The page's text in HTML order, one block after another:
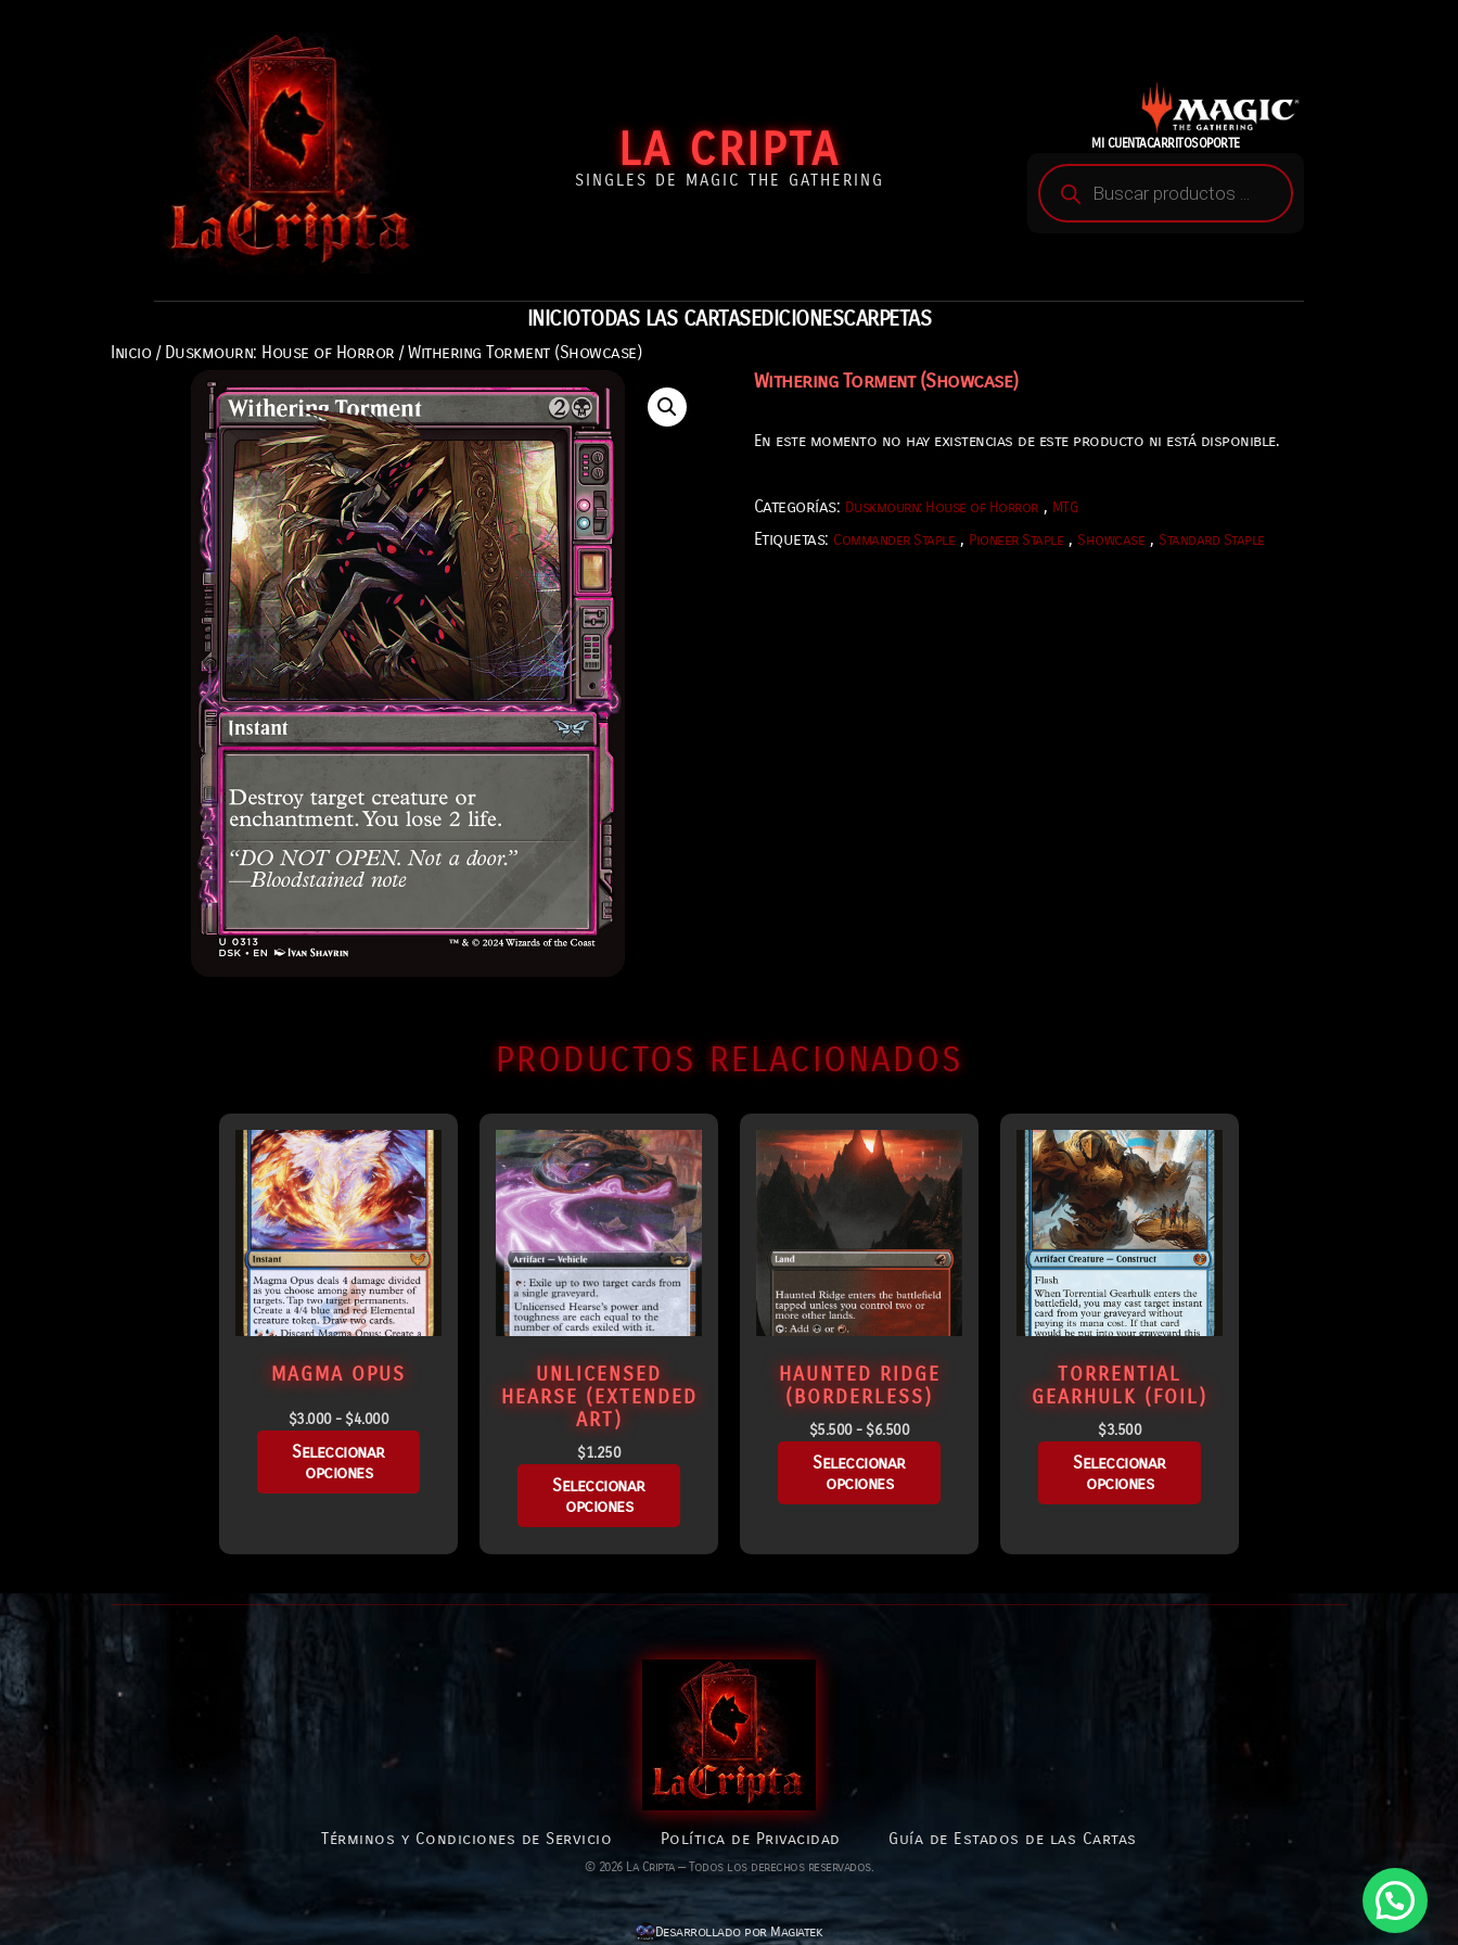
LA CRIPTA
SINGLES DE MAGIC THE GATHERING
MI CUENTACARRITOSOPORTE
INICIOTODAS LAS CARTASEDICIONESCARPETAS
Inicio/ Duskmourn: House of Horror / Withering Torment (Showcase)
Withering Torment (Showcase)
En este momento no hay existencias de este producto ni está disponible.
Categorías: Duskmourn: House of Horror , MTG
Etiquetas: Commander Staple , Pioneer Staple , Showcase , Standard Staple
PRODUCTOS RELACIONADOS
MAGMA OPUS
$3.000 - $4.000
Seleccionar
opciones
UNLICENSED
HEARSE (EXTENDED
ART)
$1.250
Seleccionar
opciones
HAUNTED RIDGE
(BORDERLESS)
$5.500 - $6.500
Seleccionar
opciones
TORRENTIAL
GEARHULK (FOIL)
$3.500
Seleccionar
opciones
Términos y Condiciones de Servicio Política de Privacidad Guía de Estados de las Cartas
© 2026 La Cripta — Todos los derechos reservados.
Desarrollado por Magiatek